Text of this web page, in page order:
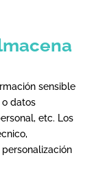
sensible
datos
etc. Los